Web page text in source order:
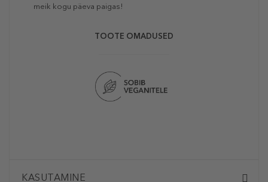
meik kogu päeva paigas!
TOOTE OMADUSED
KASUTAMINE